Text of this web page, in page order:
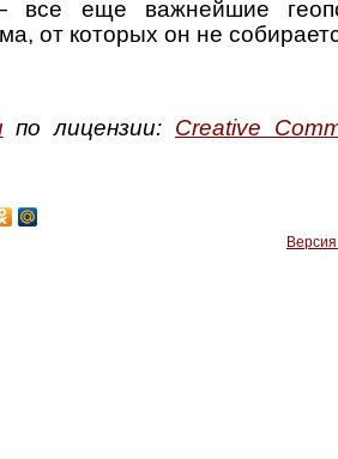
еще важнейшие
от которых он не
по лицензии: Creative